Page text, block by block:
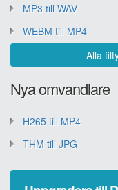
MP3 till WAV
WEBM till MP4
Alla
Nya omvandlare
H265 till MP4
THM till JPG